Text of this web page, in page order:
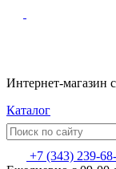
Интернет-магазин
Каталог
+7 (343) 239-